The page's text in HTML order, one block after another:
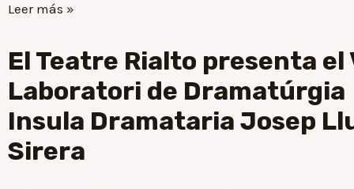
Leer más »
El Teatre Rialto presenta el
Laboratori de Dramatúrgia
Insula Dramataria Josep
Sirera